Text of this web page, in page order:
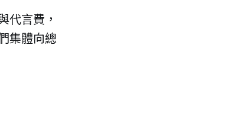
代言費，
集體向總